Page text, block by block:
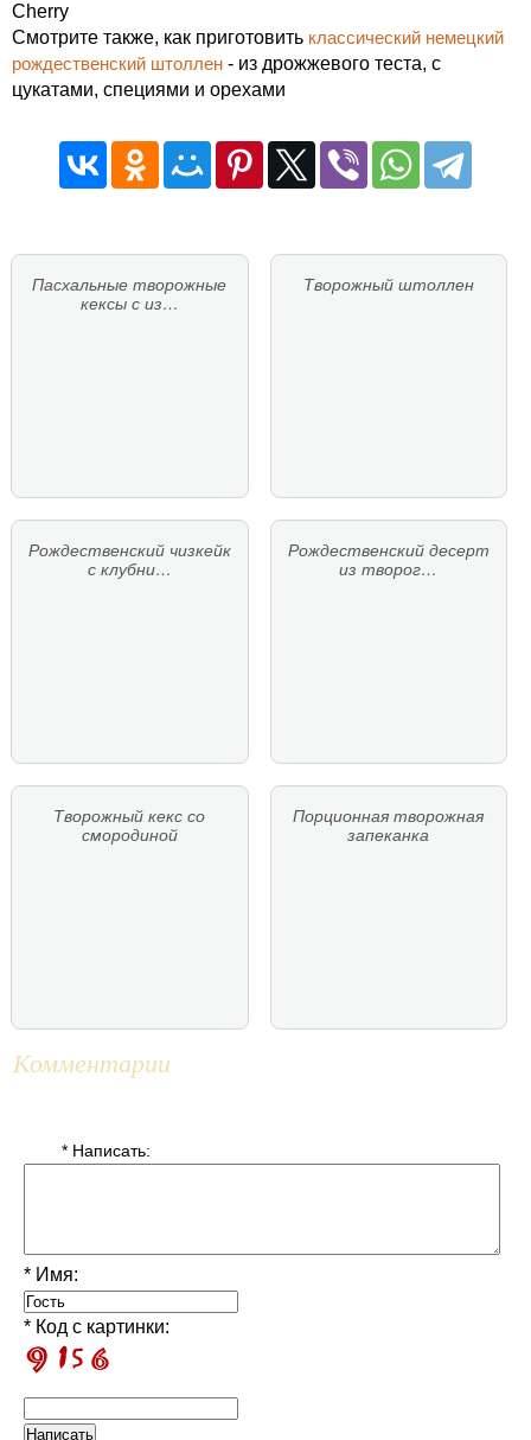
Cherry
Смотрите также, как приготовить классический немецкий
рождественский штоллен - из дрожжевого теста, с
цукатами, специями и орехами
Пасхальные творожные
кексы с из…
Творожный штоллен
Рождественский чизкейк
с клубни…
Рождественский десерт
из творог…
Творожный кекс со
смородиной
Порционная творожная
запеканка
Комментарии
* Написать:
* Имя:
* Код с картинки: